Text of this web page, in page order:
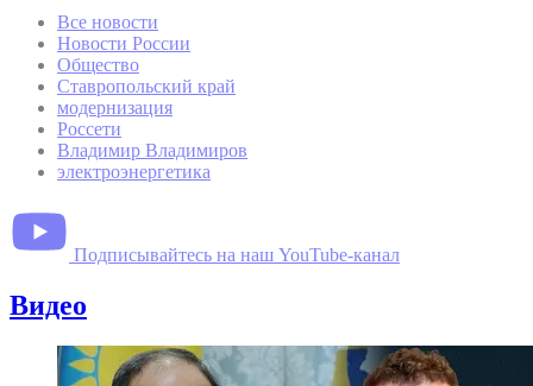
Все новости
Новости России
Общество
Ставропольский край
модернизация
Россети
Владимир Владимиров
электроэнергетика
Подписывайтесь на наш YouTube-канал
Видео